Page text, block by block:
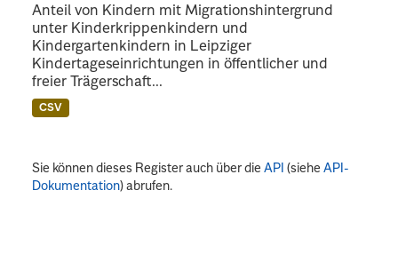
Anteil von Kindern mit Migrationshintergrund
unter Kinderkrippenkindern und
Kindergartenkindern in Leipziger
Kindertageseinrichtungen in öffentlicher und
freier Trägerschaft...
CSV
Sie können dieses Register auch über dieAPI (sieheAPI-
Dokumentation) abrufen.